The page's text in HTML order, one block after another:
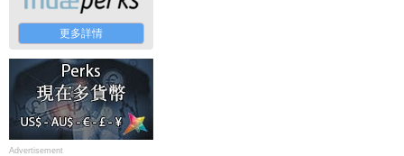
更多詳情
Advertisement